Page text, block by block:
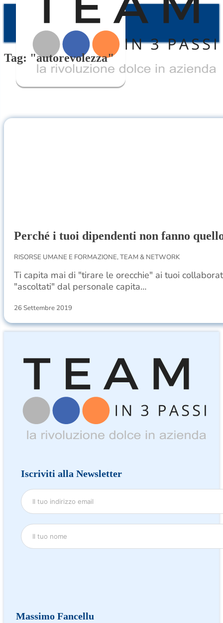
Tag: "autorevolezza"
Perché i tuoi dipendenti non fanno
RISORSE UMANE E FORMAZIONE, TEAM & NETWORK
Ti capita mai di "tirare le orecchie" ai tuoi
"ascoltati" dal personale capita…
26 Settembre 2019
Iscriviti alla Newsletter
Massimo Fancellu